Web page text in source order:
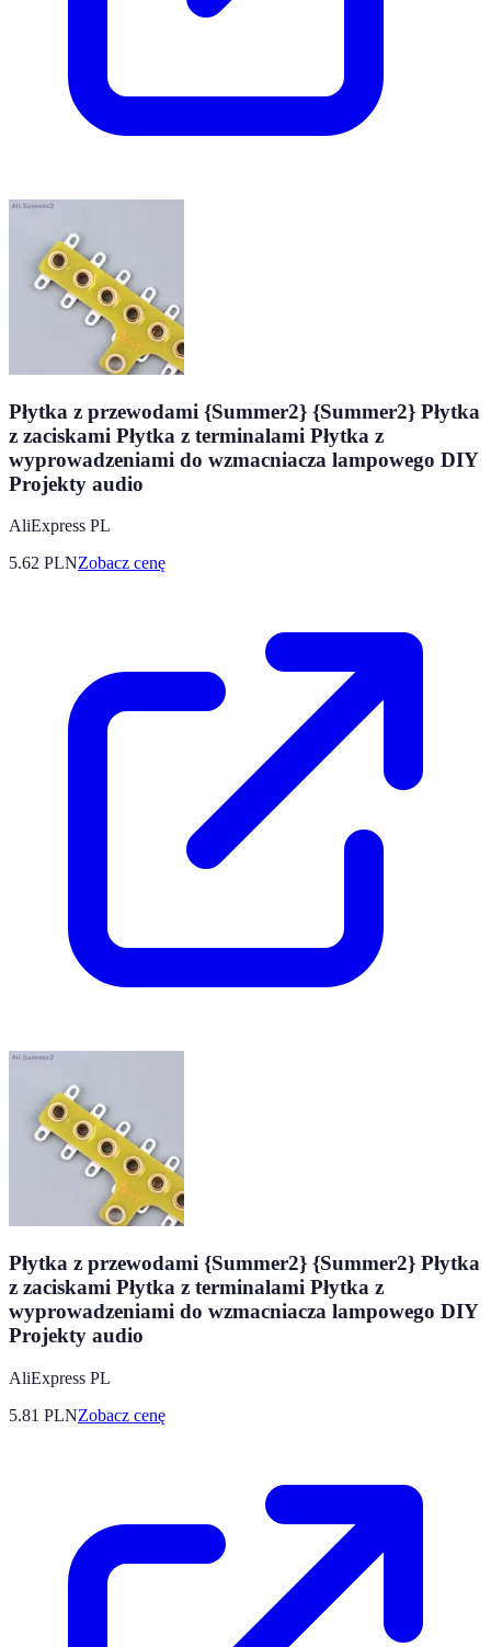
Płytka z przewodami {Summer2} {Summer2} Płytka
z zaciskami Płytka z terminalami Płytka z
wyprowadzeniami do wzmacniacza lampowego DIY
Projekty audio
AliExpress PL
5.62 PLNZobacz cenę
Płytka z przewodami {Summer2} {Summer2} Płytka
z zaciskami Płytka z terminalami Płytka z
wyprowadzeniami do wzmacniacza lampowego DIY
Projekty audio
AliExpress PL
5.81 PLNZobacz cenę